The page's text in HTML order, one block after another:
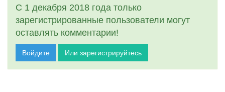
С 1 декабря 2018 года только
зарегистрированные пользователи могут
оставлять комментарии!
Войдите Или зарегистрируйтесь